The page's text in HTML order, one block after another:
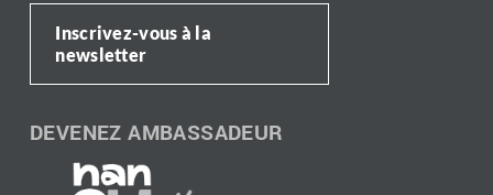
Inscrivez-vous à la
newsletter
DEVENEZ AMBASSADEUR